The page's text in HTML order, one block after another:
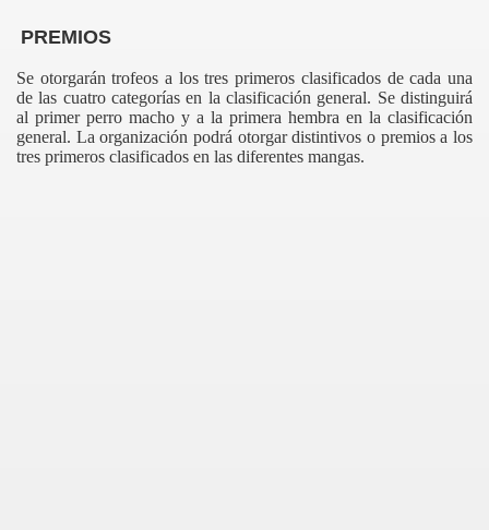
PREMIOS
Se otorgarán trofeos a los tres primeros clasificados de cada una
de las cuatro categorías en la clasificación general. Se distinguirá
al primer perro macho y a la primera hembra en la clasificación
general. La organización podrá otorgar distintivos o premios a los
tres primeros clasificados en las diferentes mangas.